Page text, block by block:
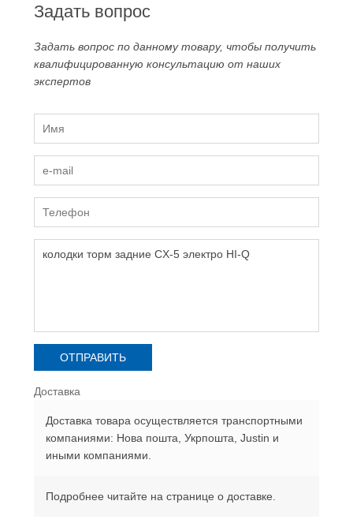
Задать вопрос
Задать вопрос по данному товару, чтобы получить
квалифицированную консультацию от наших
экспертов
Доставка
Доставка товара осуществляется транспортными
компаниями: Нова пошта, Укрпошта, Justin и
иными компаниями.
Подробнее читайте на странице о доставке.